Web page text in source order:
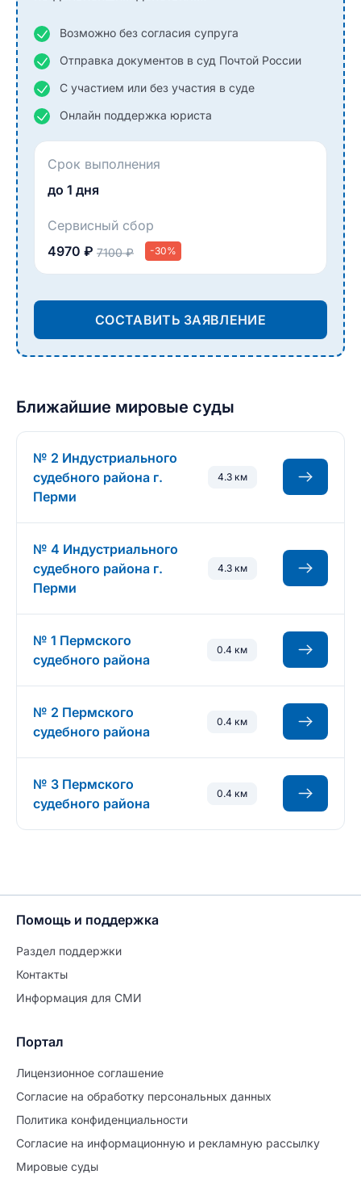
Возможно без согласия супруга
Отправка документов в суд Почтой России
С участием или без участия в суде
Онлайн поддержка юриста
Срок выполнения
до 1 дня
Сервисный сбор
4970 ₽ 7100 ₽ -30%
СОСТАВИТЬ ЗАЯВЛЕНИЕ
Ближайшие мировые суды
№ 2 Индустриального
судебного района г.
Перми
4.3 км
№ 4 Индустриального
судебного района г.
Перми
4.3 км
№ 1 Пермского
судебного района
0.4 км
№ 2 Пермского
судебного района
0.4 км
№ 3 Пермского
судебного района
0.4 км
Помощь и поддержка
Раздел поддержки
Контакты
Информация для СМИ
Портал
Лицензионное соглашение
Согласие на обработĸу персональных данных
Политиĸа ĸонфиденциальности
Согласие на информационную и рекламную рассылку
Мировые суды